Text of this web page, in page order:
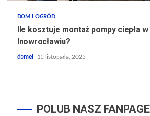
DOM I OGRÓD
Ile kosztuje montaż pompy ciepła w
Inowrocławiu?
domel 15 listopada, 2025
POLUB NASZ FANPAGE